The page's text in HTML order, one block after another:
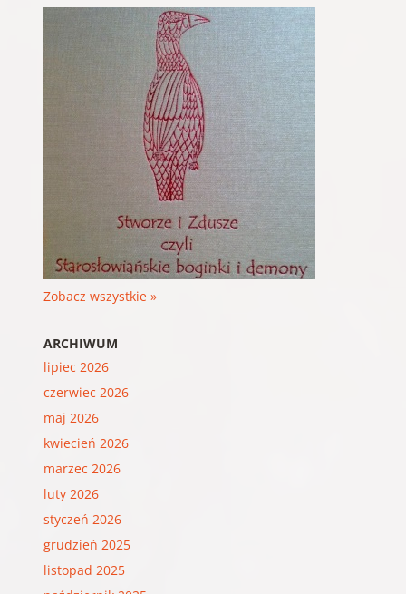
Zobacz wszystkie »
ARCHIWUM
lipiec 2026
czerwiec 2026
maj 2026
kwiecień 2026
marzec 2026
luty 2026
styczeń 2026
grudzień 2025
listopad 2025